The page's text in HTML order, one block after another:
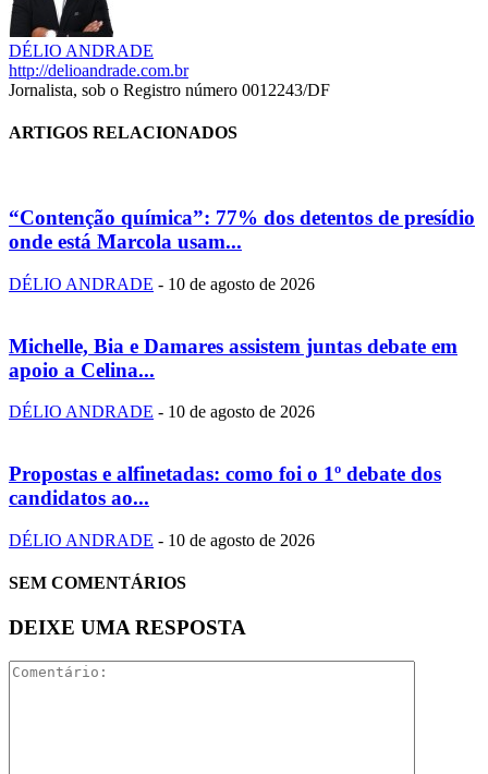
DÉLIO ANDRADE
http://delioandrade.com.br
Jornalista, sob o Registro número 0012243/DF
ARTIGOS RELACIONADOS
“Contenção química”: 77% dos detentos de presídio
onde está Marcola usam...
DÉLIO ANDRADE - 10 de agosto de 2026
Michelle, Bia e Damares assistem juntas debate em
apoio a Celina...
DÉLIO ANDRADE - 10 de agosto de 2026
Propostas e alfinetadas: como foi o 1º debate dos
candidatos ao...
DÉLIO ANDRADE - 10 de agosto de 2026
SEM COMENTÁRIOS
DEIXE UMA RESPOSTA